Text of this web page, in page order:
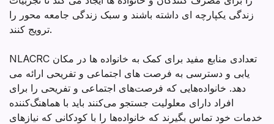
زندگی یکپارچه ای داشته باشند و سبک زندگی جامعه محور را
ترویج کنند.
NLACRC تعدادی منابع مفید برای کمک به خانواده ها در مکان
یابی و دسترسی به فرصت های اجتماعی و تفریحی ارائه می
دهد. خانواده‌هایی که فرصت‌های اجتماعی و تفریحی را برای
افراد دارای معلولیت جستجو می‌کنند باید با هماهنگ‌کننده
خدمات خود تماس بگیرند که خانواده‌ها را با کودکانی که نیازهای